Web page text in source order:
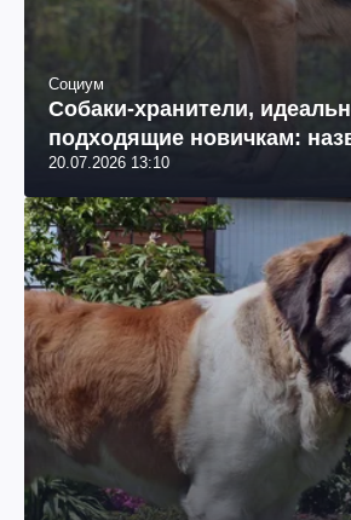
Социум
Собаки-хранители,
подходящие новичкам:
20.07.2026 13:10